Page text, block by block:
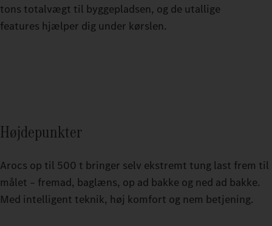
tons totalvægt til byggepladsen, og de utallige
features hjælper dig under kørslen.
Højdepunkter
Arocs op til 500 t bringer selv ekstremt tung last frem til
målet – fremad, baglæns, op ad bakke og ned ad bakke.
Med intelligent teknik, høj komfort og nem betjening.